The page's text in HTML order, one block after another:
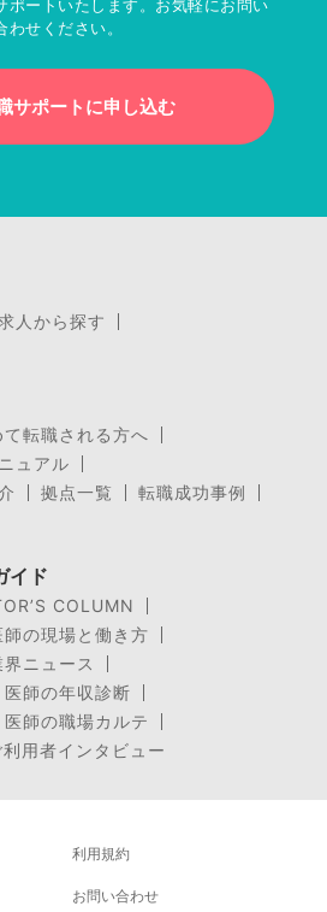
ポートいたします。お気軽にお問い
わせください。
サポートに申し込む
人から探す
て転職される方へ
ュアル
拠点一覧
転職成功事例
イド
COLUMN
師の現場と働き方
界ニュース
医師の年収診断
医師の職場カルテ
用者インタビュー
利用規約
お問い合わせ